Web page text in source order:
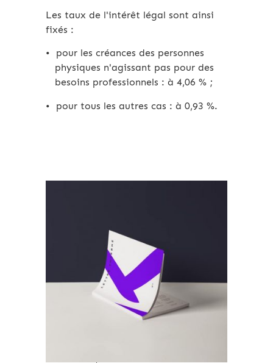
Les taux de l'intérêt légal sont ainsi
fixés :
pour les créances des personnes
physiques n'agissant pas pour des
besoins professionnels : à 4,06 % ;
pour tous les autres cas : à 0,93 %.